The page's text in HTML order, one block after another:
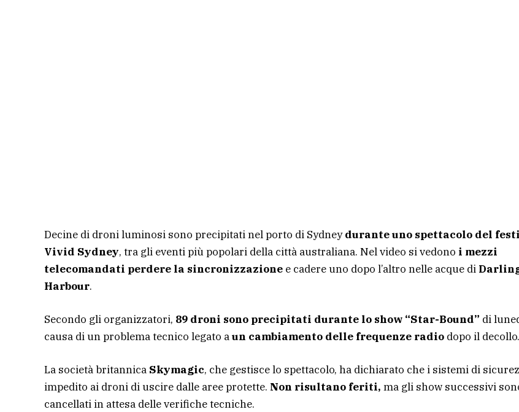
Decine di droni luminosi sono precipitati nel porto di Sydneydurante uno spettacolo del
Vivid Sydney, tra gli eventi più popolari della città australiana. Nel video si vedono i mezzi
telecomandati perdere la sincronizzazione e cadere uno dopo l’altro nelle acque di
Harbour.
Secondo gli organizzatori, 89 droni sono precipitati durante lo show “Star-Bound” di
causa di un problema tecnico legato aun cambiamento delle frequenze radio dopo il decollo.
La società britannica Skymagic, che gestisce lo spettacolo, ha dichiarato che i sistemi di
impedito ai droni di uscire dalle aree protette. Non risultano feriti, ma gli show successivi
cancellati in attesa delle verifiche tecniche.